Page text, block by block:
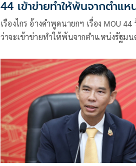
44 เข้าข่ายทำให้พ้นจากตำแ
เรืองไกร อ้างคำพูดนายกฯ เรื่อง MOU
ว่าจะเข้าข่ายทำให้พ้นจากตำแหน่งรัฐมน